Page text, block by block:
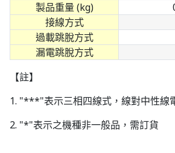
製品重量 (kg)
接線方式
過載跳脫方式
漏電跳脫方式
【註】
1. "***"表示三相四線式，線對中性線
2. "*"表示之機種非一般品，需訂貨